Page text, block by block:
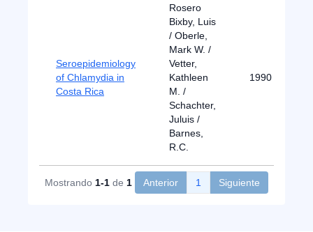
Seroepidemiology
of Chlamydia in
Costa Rica
Rosero
Bixby, Luis
/ Oberle,
Mark W. /
Vetter,
Kathleen
M. /
Schachter,
Juluis /
Barnes,
R.C.
1990
Mostrando 1-1 de 1 Anterior 1 Siguiente